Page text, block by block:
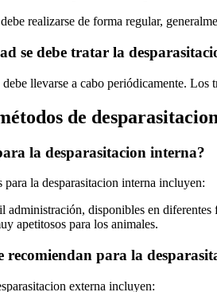
realizarse de forma regular,
se debe tratar la
llevarse a cabo periódicamente. Los
de
la desparasitacion interna?
para la desparasitacion interna incluyen:
administración, disponibles en diferentes
apetitosos para los animales.
recomiendan para la
externa incluyen: